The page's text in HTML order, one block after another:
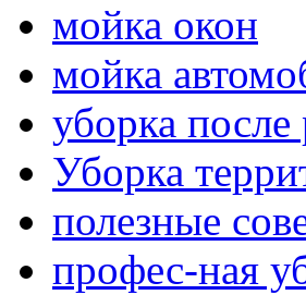
мойка окон
мойка
уборка после
Уборка
полезные
профес-ная